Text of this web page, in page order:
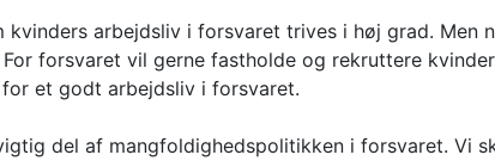
kvinders arbejdsliv i forsvaret trives i høj grad.
For forsvaret vil gerne fastholde og rekruttere
et godt arbejdsliv i forsvaret.
del af mangfoldighedspolitikken i forsvaret. Vi